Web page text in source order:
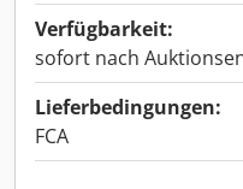
Verfügbarkeit:
sofort nach
Lieferbedingungen:
FCA